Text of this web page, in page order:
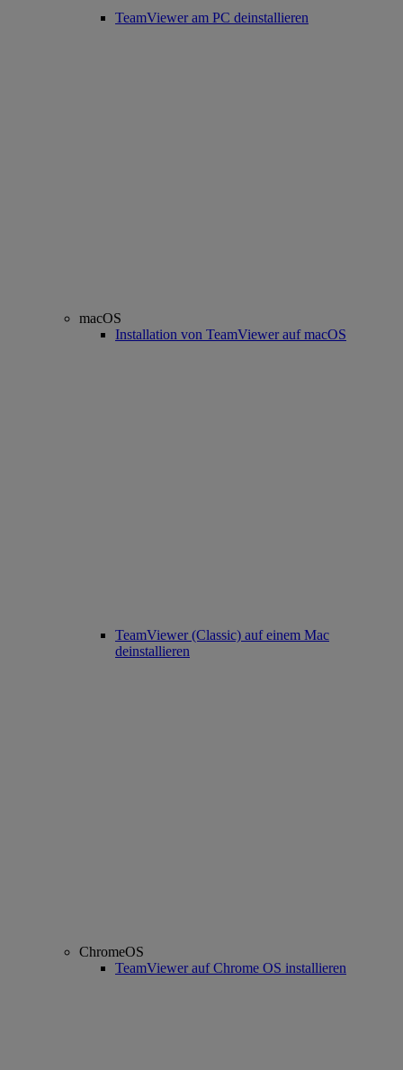
TeamViewer am PC deinstallieren
macOS
Installation von TeamViewer auf macOS
TeamViewer (Classic) auf einem Mac
deinstallieren
ChromeOS
TeamViewer auf Chrome OS installieren